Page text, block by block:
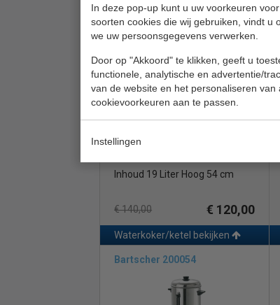
In deze pop-up kunt u uw voorkeuren
soorten cookies die wij gebruiken, vindt u
we uw persoonsgegevens verwerken.
Door op "Akkoord" te klikken, geeft u
functionele, analytische en advertentie/
van de website en het personaliseren
cookievoorkeuren aan te passen.
Instellingen
€ 92,00
€ 82,00
Waterkoker/ketel bekijken
Saro Hot Drink 19
Inhoud 19 Liter Hoog 54 cm
€ 140,00 € 120,00
Waterkoker/ketel bekijken
Bartscher 200054